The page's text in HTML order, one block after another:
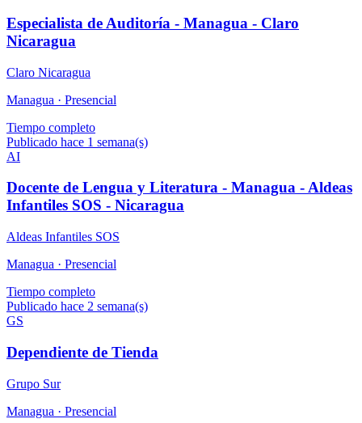
Especialista de Auditoría - Managua - Claro
Nicaragua
Claro Nicaragua
Managua · Presencial
Tiempo completo
Publicado hace 1 semana(s)
AI
Docente de Lengua y Literatura - Managua - Aldeas
Infantiles SOS - Nicaragua
Aldeas Infantiles SOS
Managua · Presencial
Tiempo completo
Publicado hace 2 semana(s)
GS
Dependiente de Tienda
Grupo Sur
Managua · Presencial